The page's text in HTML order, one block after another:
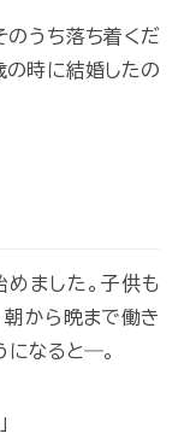
のうち落ち着くだ
時に結婚したの
ました。子供も
から晩まで働き
になると―。